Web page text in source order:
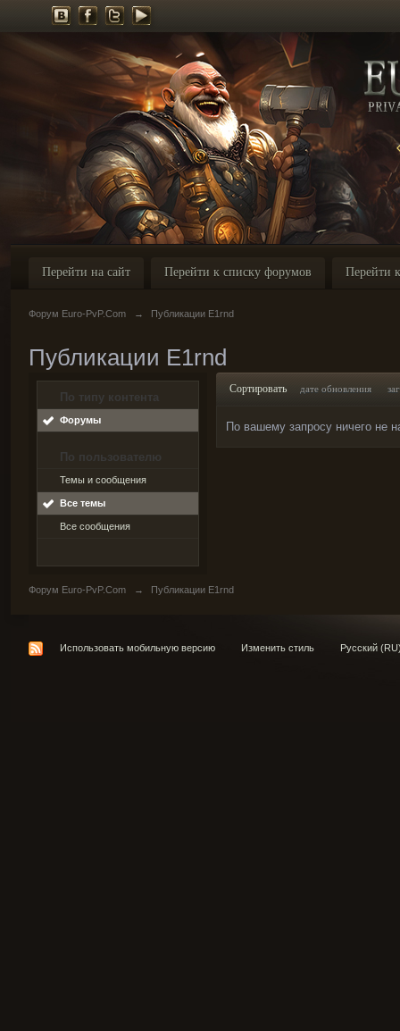
Перейти на сайт Перейти к списку форумов Перейти
Форум Euro-PvP.Com → Публикации E1rnd
Публикации E1rnd
По типу контента
Форумы
По пользователю
Темы и сообщения
Все темы
Все сообщения
Сортировать дате обновления
По вашему запросу ничего не
Форум Euro-PvP.Com → Публикации E1rnd
Использовать мобильную версию Изменить стиль Русский